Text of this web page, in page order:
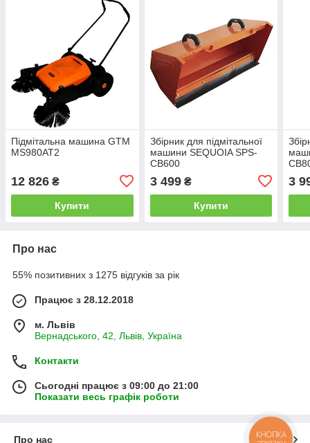
Підмітальна машина GTM
MS980AT2
12 826 ₴
Купити
Збірник для підмітальної
машини SEQUOIA SPS-
CB600
3 499₴
Купити
3
Про нас
55% позитивних з 1275 відгуків за рік
Працює з 28.12.2018
м. Львів
Вернадського, 42, Львів, Україна
Контакти
Сьогодні працює з 09:00 до 21:00
Показати весь графік роботи
Про нас
КНОПКА